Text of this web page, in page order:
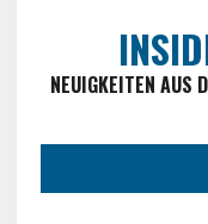
NEUIGKEITEN AUS